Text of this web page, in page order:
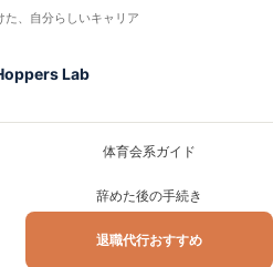
た、自分らしいキャリア
Lab
体育会系ガイド
辞めた後の手続き
退職代行おすすめ